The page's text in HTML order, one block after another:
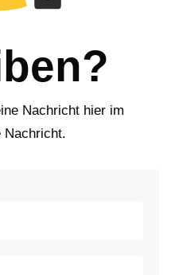
Nachricht hier im
Nachricht.